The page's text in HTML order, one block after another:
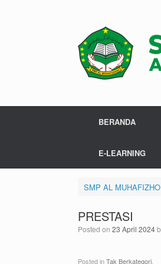
BERANDA
E-LEARNING
SMP AL
PRESTASI
Posted on 23 April 2024
Posted inTak Berkategori